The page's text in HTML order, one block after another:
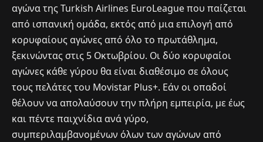
αγώνα της Turkish Airlines EuroLeague που παίζεται
από ισπανική ομάδα, εκτός από μια επιλογή από
κορυφαίους αγώνες από όλο το πρωτάθλημα,
ξεκινώντας στις 5 Οκτωβρίου. Οι δύο κορυφαίοι
αγώνες κάθε γύρου θα είναι διαθέσιμο σε όλους
τους πελάτες του Movistar Plus+. Εάν οι οπαδοί
θέλουν να απολαύσουν την πλήρη εμπειρία, με έως
και πέντε παιχνίδια ανά γύρο,
συμπεριλαμβανομένων όλων των αγώνων από